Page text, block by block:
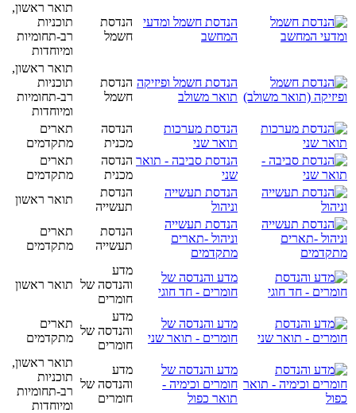
הנדסת חשמל ומדעי
המחשב
הנדסת
חשמל
תואר ראשון,
תוכניות
רב-תחומיות
ומיוחדות
הנדסת חשמל ופיזיקה
תואר משולב
הנדסת
חשמל
תואר ראשון,
תוכניות
רב-תחומיות
ומיוחדות
הנדסת מערכות
תואר שני
הנדסה
מכנית
תארים
מתקדמים
הנדסת סביבה - תואר
שני
הנדסה
מכנית
תארים
מתקדמים
הנדסת תעשייה
וניהול
הנדסת
תעשייה
תואר ראשון
הנדסת תעשייה
וניהול -תארים
מתקדמים
הנדסת
תעשייה
תארים
מתקדמים
מדע והנדסה של
חומרים - חד חוגי
מדע
והנדסה של
חומרים
תואר ראשון
מדע והנדסה של
חומרים - תואר שני
מדע
והנדסה של
חומרים
תארים
מתקדמים
מדע והנדסה של
חומרים וכימיה -
תואר כפול
מדע
והנדסה של
חומרים
תואר ראשון,
תוכניות
רב-תחומיות
ומיוחדות